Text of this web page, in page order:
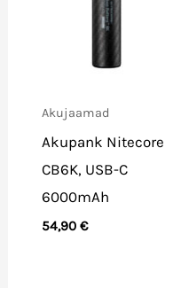
Akujaamad
Akupank Nitecore
CB6K, USB-C
6000mAh
54,90 €